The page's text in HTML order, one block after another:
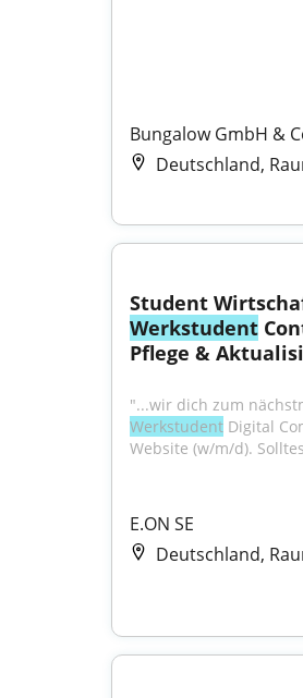
Bungalow GmbH &
Deutschland,
Werkstudent
Pflege &
Werkstudent Digital
Website (w/m/d).
E.ON SE
Deutschland,